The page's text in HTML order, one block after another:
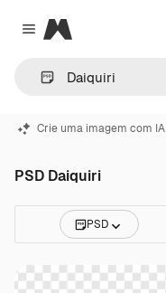
Close menu
Magnific
Crie uma imagem com IA
PSD Daiquiri
PSD